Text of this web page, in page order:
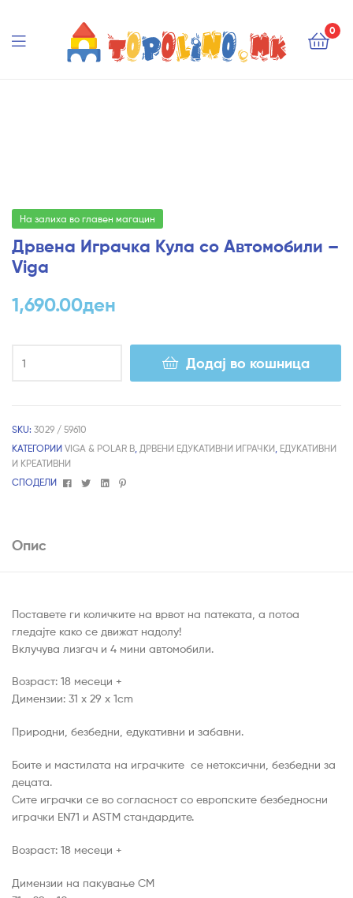
0
На залиха во главен магацин
Дрвена Играчка Кула со Автомобили –
Viga
1,690.00ден
Додај во кошница
SKU: 3029 / 59610
КАТЕГОРИИ VIGA & POLAR B, ДРВЕНИ ЕДУКАТИВНИ ИГРАЧКИ, ЕДУКАТИВНИ
И КРЕАТИВНИ
СПОДЕЛИ
FacebookTwitterLinkedin
Pinterest
Опис
Поставете ги количките на врвот на патеката, а потоа
гледајте како се движат надолу!
Вклучува лизгач и 4 мини автомобили.
Возраст: 18 месеци +
Димензии: 31 x 29 x 1cm
Природни, безбедни, едукативни и забавни.
Боите и мастилата на играчките се нетоксични, безбедни за
децата.
Сите играчки се во согласност со европските безбедносни
играчки EN71 и ASTM стандардите.
Возраст: 18 месеци +
Димензии на пакување CM